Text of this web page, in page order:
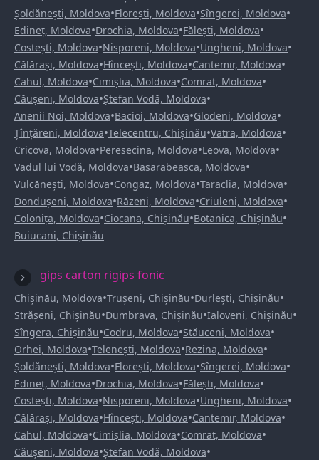
Șoldănești, Moldova•Florești, Moldova•Sîngerei, Moldova•
Edineț, Moldova•Drochia, Moldova•Fălești, Moldova•
Costești, Moldova•Nisporeni, Moldova•Ungheni, Moldova•
Călărași, Moldova•Hîncești, Moldova•Cantemir, Moldova•
Cahul, Moldova•Cimișlia, Moldova•Comrat, Moldova•
Căușeni, Moldova•Ștefan Vodă, Moldova•
Anenii Noi, Moldova•Bacioi, Moldova•Glodeni, Moldova•
Țînțăreni, Moldova•Telecentru, Chișinău•Vatra, Moldova•
Cricova, Moldova•Peresecina, Moldova•Leova, Moldova•
Vadul lui Vodă, Moldova•Basarabeasca, Moldova•
Vulcănești, Moldova•Congaz, Moldova•Taraclia, Moldova•
Dondușeni, Moldova•Răzeni, Moldova•Criuleni, Moldova•
Colonița, Moldova•Ciocana, Chișinău•Botanica, Chișinău•
Buiucani, Chișinău
gips carton rigips fonic
Chișinău, Moldova•Trușeni, Chișinău•Durlești, Chișinău•
Strășeni, Chișinău•Dumbrava, Chișinău•Ialoveni, Chișinău•
Sîngera, Chișinău•Codru, Moldova•Stăuceni, Moldova•
Orhei, Moldova•Telenești, Moldova•Rezina, Moldova•
Șoldănești, Moldova•Florești, Moldova•Sîngerei, Moldova•
Edineț, Moldova•Drochia, Moldova•Fălești, Moldova•
Costești, Moldova•Nisporeni, Moldova•Ungheni, Moldova•
Călărași, Moldova•Hîncești, Moldova•Cantemir, Moldova•
Cahul, Moldova•Cimișlia, Moldova•Comrat, Moldova•
Căușeni, Moldova•Ștefan Vodă, Moldova•